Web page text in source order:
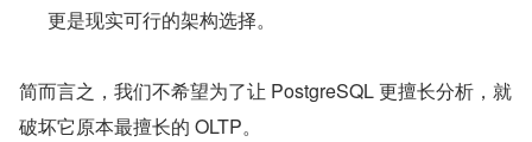
更是现实可行的架构选择。
简而言之，我们不希望为了让 PostgreSQL 更擅长分析，就
破坏它原本最擅长的 OLTP。